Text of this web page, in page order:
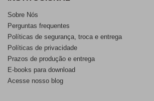
Sobre Nós
Perguntas frequentes
Políticas de segurança, troca e entrega
Políticas de privacidade
Prazos de produção e entrega
E-books para download
Acesse nosso blog